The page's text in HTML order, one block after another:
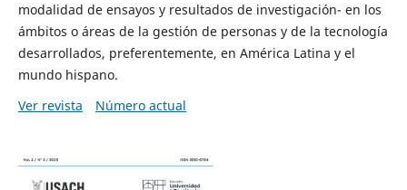
modalidad de ensayos y resultados de investigación- en los
ámbitos o áreas de la gestión de personas y de la tecnología
desarrollados, preferentemente, en América Latina y el
mundo hispano.
Ver revista
Número actual